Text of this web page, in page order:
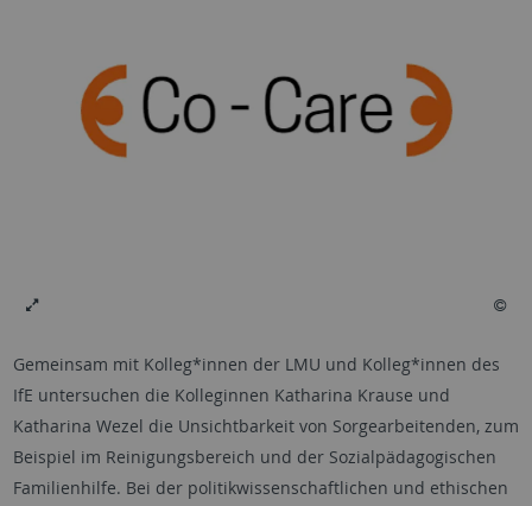
Gemeinsam mit Kolleg*innen der LMU und Kolleg*innen des
IfE untersuchen die Kolleginnen Katharina Krause und
Katharina Wezel die Unsichtbarkeit von Sorgearbeitenden, zum
Beispiel im Reinigungsbereich und der Sozialpädagogischen
Familienhilfe. Bei der politikwissenschaftlichen und ethischen